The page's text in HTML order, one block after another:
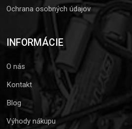
Ochrana osobných údajov
INFORMÁCIE
O nás
Kontakt
Blog
Výhody nákupu